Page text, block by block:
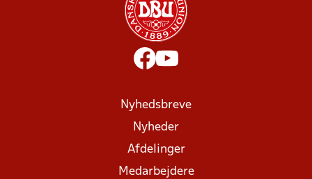
Nyhedsbreve
Nyheder
Afdelinger
Medarbejdere